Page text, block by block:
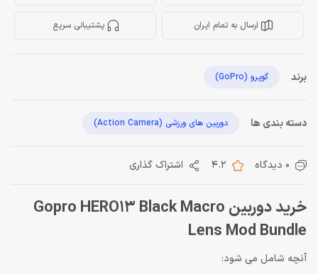
ارسال به تمام ایران پشتیبانی سریع
برند گوپرو (GoPro)
دسته بندی ها دوربین های ورزشی (Action Camera)
0 دیدگاه 4.2 اشتراک گذاری
خرید دوربین Gopro HERO13 Black Macro
Lens Mod Bundle
آنچه شامل می شود: